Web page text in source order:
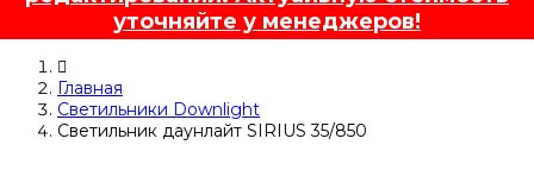
уточняйте у менеджеров!
Главная
Светильники Downlight
Светильник даунлайт SIRIUS 35/850